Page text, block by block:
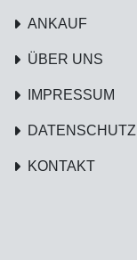
ANKAUF
ÜBER UNS
IMPRESSUM
DATENSCHUTZ
KONTAKT